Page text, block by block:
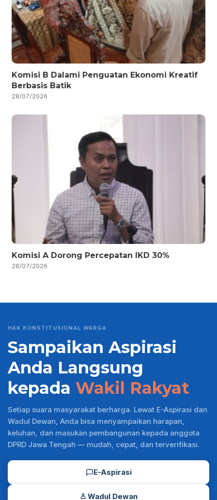
Komisi B Dalami Penguatan Ekonomi Kreatif
Berbasis Batik
28/07/2026
Komisi A Dorong Percepatan IKD 30%
28/07/2026
HAK KONSTITUSIONAL WARGA
Sampaikan Aspirasi
Anda Langsung
kepada Wakil Rakyat
Setiap suara masyarakat berharga. Lewat E-Aspirasi dan
Wadul Dewan, Anda bisa menyampaikan harapan,
keluhan, dan masukan pembangunan kepada anggota
DPRD Jawa Tengah — mudah, cepat, dan terverifikasi.
E-Aspirasi
Wadul Dewan